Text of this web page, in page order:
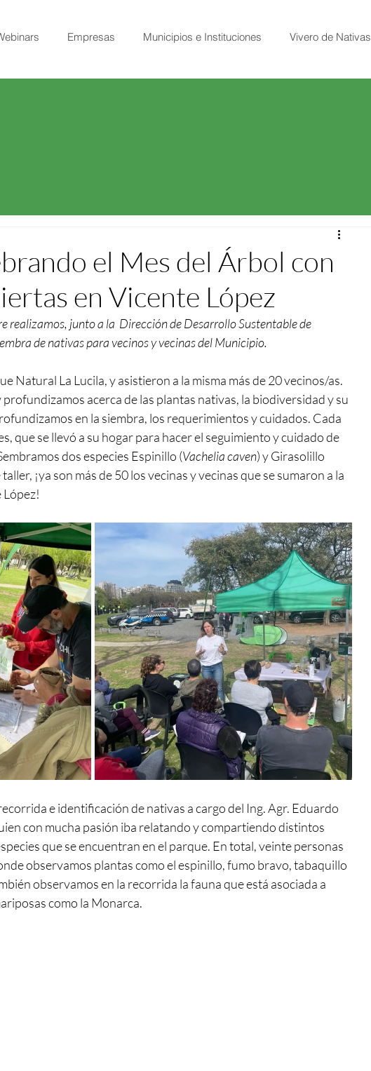
Empresas Municipios e Instituciones Vivero de Nativas
el Mes del Árbol con
en Vicente López
realizamos, junto a la  Dirección de Desarrollo Sustentable de
de nativas para vecinos y vecinas del Municipio.
Natural La Lucila, y asistieron a la misma más de 20 vecinos/as.
acerca de las plantas nativas, la biodiversidad y su
en la siembra, los requerimientos y cuidados. Cada
que se llevó a su hogar para hacer el seguimiento y cuidado de
dos especies Espinillo (Vachelia caven) y Girasolillo
¡ya son más de 50 los vecinas y vecinas que se sumaron a la
López!
e identificación de nativas a cargo del Ing. Agr. Eduardo
con mucha pasión iba relatando y compartiendo distintos
que se encuentran en el parque. En total, veinte personas
observamos plantas como el espinillo, fumo bravo, tabaquillo
observamos en la recorrida la fauna que está asociada a
como la Monarca.